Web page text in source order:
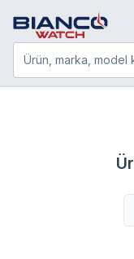
Ürün, marka,